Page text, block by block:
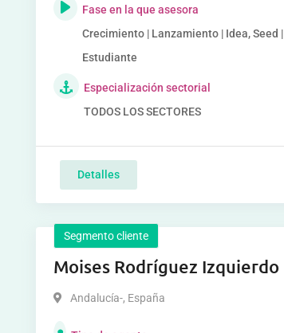
Fase en la que asesora
Crecimiento | Lanzamiento | Idea, Seed |
Estudiante
Especialización sectorial
TODOS LOS SECTORES
Detalles
Segmento cliente
Moises Rodríguez Izquierdo
Andalucía-, España